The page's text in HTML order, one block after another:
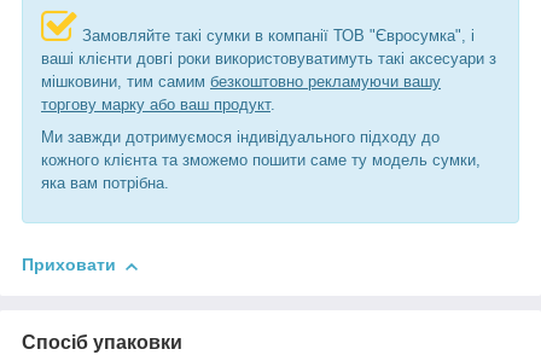
Замовляйте такі сумки в компанії ТОВ "Євросумка", і
ваші клієнти довгі роки використовуватимуть такі аксесуари з
мішковини, тим самим безкоштовно рекламуючи вашу
торгову марку або ваш продукт.
Ми завжди дотримуємося індивідуального підходу до
кожного клієнта та зможемо пошити саме ту модель сумки,
яка вам потрібна.
Приховати
Спосіб упаковки